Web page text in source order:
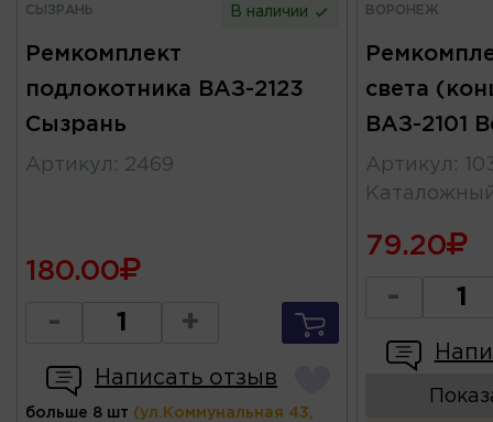
СЫЗРАНЬ В наличии
Ремкомплект
подлокотника ВАЗ-2123
Сызрань
Артикул : 2469
180.00
- +
Написать отзыв
больше 8 шт (ул.Коммунальная 43,
ВОРОНЕЖ
света
ВАЗ-2101
Артикул :
79.20
-